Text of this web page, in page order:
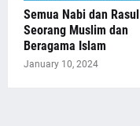
Semua Nabi dan Rasul
Seorang Muslim dan
Beragama Islam
January 10, 2024